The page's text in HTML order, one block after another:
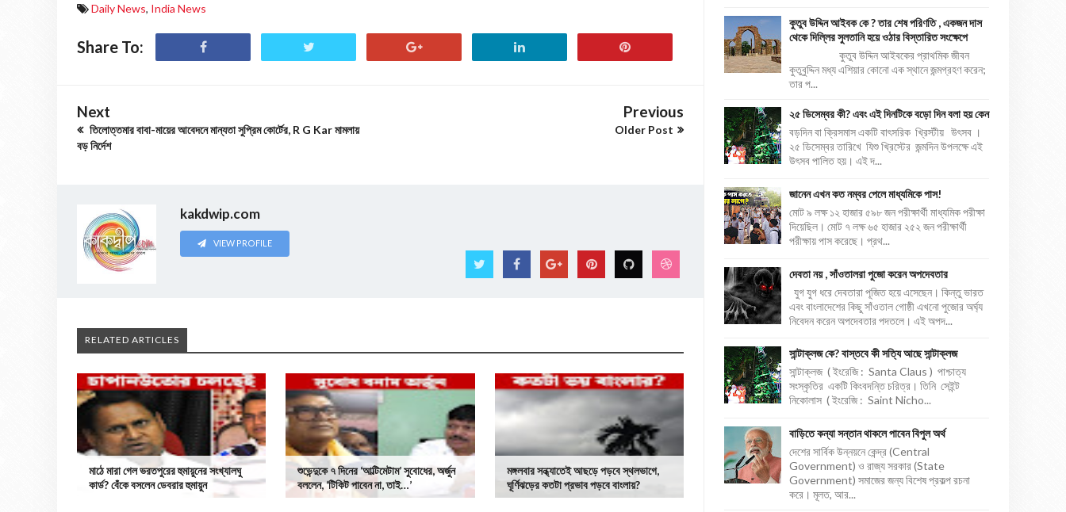
Daily News, India News
Share To:
Next
তিলোত্তমার বাবা-মায়ের আবেদনে মান্যতা সুপ্রিম কোর্টের, R G Kar মামলায়
বড় নির্দেশ
Previous
Older Post
kakdwip.com
VIEW PROFILE
RELATED ARTICLES
মাঠে মারা গেল ভরতপুরের হুমায়ুনের সংখ্যালঘু
কার্ড? বেঁকে বসলেন ডেবরার হুমায়ুন
শুভেন্দুকে ৭ দিনের ‘আল্টিমেটাম’ সুবোধের, অর্জুন
বললেন, ‘টিকিট পাবেন না, তাই…’
মঙ্গলবার সন্ধ্যাতেই আছড়ে পড়বে স্থলভাগে,
ঘূর্ণিঝড়ের কতটা প্রভাব পড়বে বাংলায়?
কুতুব উদ্দিন আইবক কে ? তার শেষ পরিণতি , একজন দাস
থেকে দিল্লির সুলতানি হয়ে ওঠার বিস্তারিত সংক্ষেপে
কুতুব উদ্দিন আইবকের প্রাথমিক জীবন
কুতুবুদ্দিন মধ্য এশিয়ার কোনো এক স্থানে জন্মগ্রহণ করেন;
তার প...
২৫ ডিসেম্বর কী? এবং এই দিনটিকে বড়ো দিন বলা হয় কেন
বড়দিন বা ক্রিসমাস একটি বাৎসরিক খ্রিস্টীয় উৎসব ।
২৫ ডিসেম্বর তারিখে যিশু খ্রিস্টের জন্মদিন উপলক্ষে এই
উৎসব পালিত হয়। এই দ...
জানেন এখন কত নম্বর পেলে মাধ্যমিকে পাস!
মোট ৯ লক্ষ ১২ হাজার ৫৯৮ জন পরীক্ষার্থী মাধ্যমিক পরীক্ষা
দিয়েছিল। মোট ৭ লক্ষ ৬৫ হাজার ২৫২ জন পরীক্ষার্থী
পরীক্ষায় পাস করেছে। প্রথ...
দেবতা নয় , সাঁওতালরা পুজো করেন অপদেবতার
যুগ যুগ ধরে দেবতারা পূজিত হয়ে এসেছেন। কিন্তু ভারত
এবং বাংলাদেশের কিছু সাঁওতাল গোষ্ঠী এখনো পুজোর অর্ঘ্য
নিবেদন করেন অপদেবতার পদতলে। এই অপদ...
সান্টাক্লজ কে? বাস্তবে কী সত্যি আছে সান্টাক্লজ
সান্টাক্লজ ( ইংরেজি : Santa Claus ) পাশ্চাত্য
সংস্কৃতির একটি কিংবদন্তি চরিত্র। তিনি সেইন্ট
নিকোলাস ( ইংরেজি : Saint Nicho...
বাড়িতে কন্যা সন্তান থাকলে পাবেন বিপুল অর্থ
দেশের সার্বিক উন্নয়নে কেন্দ্র (Central
Government) ও রাজ্য সরকার (State
Government) সমাজের জন্য বিশেষ প্রকল্প রচনা
করে। মূলত, আর...